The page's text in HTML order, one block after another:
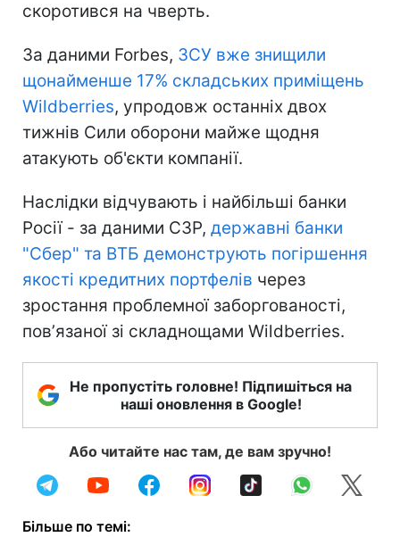
скоротився на чверть.
За даними Forbes, ЗСУ вже знищили
щонайменше 17% складських приміщень
Wildberries, упродовж останніх двох
тижнів Сили оборони майже щодня
атакують об'єкти компанії.
Наслідки відчувають і найбільші банки
Росії - за даними СЗР, державні банки
"Сбер" та ВТБ демонструють погіршення
якості кредитних портфелів через
зростання проблемної заборгованості,
повʼязаної зі складнощами Wildberries.
Не пропустіть головне! Підпишіться на
наші оновлення в Google!
Або читайте нас там, де вам зручно!
Більше по темі: